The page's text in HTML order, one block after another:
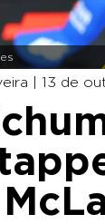
| 13 de